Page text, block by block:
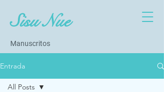
Sisu Nue
Manuscritos
Entrada
All Posts